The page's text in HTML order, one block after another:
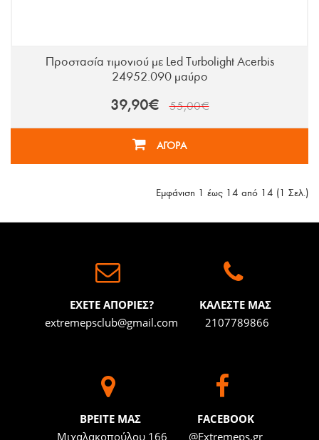
Προστασία τιμονιού με Led Turbolight Acerbis
24952.090 μαύρο
39,90€ 55,00€
ΑΓΟΡΑ
Εμφάνιση 1 έως 14 από 14 (1 Σελ.)
ΕΧΕΤΕ ΑΠΟΡΙΕΣ?
extremepsclub@gmail.com
ΚΑΛΕΣΤΕ ΜΑΣ
2107789866
BΡΕΙΤΕ ΜΑΣ
Μιχαλακοπούλου 166
FACEBOOK
@Extremeps.gr